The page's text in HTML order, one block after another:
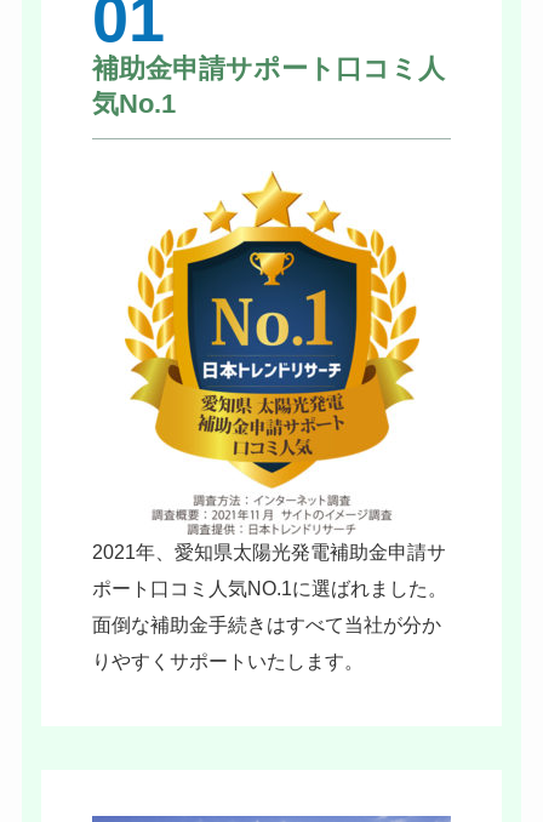
01
補助金申請サポート口コミ人
気No.1
2021年、愛知県太陽光発電補助金申請サ
ポート口コミ人気NO.1に選ばれました。
面倒な補助金手続きはすべて当社が分か
りやすくサポートいたします。